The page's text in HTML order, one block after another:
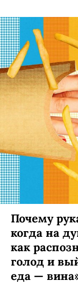
Почему
когда на
как
голод и
еда —